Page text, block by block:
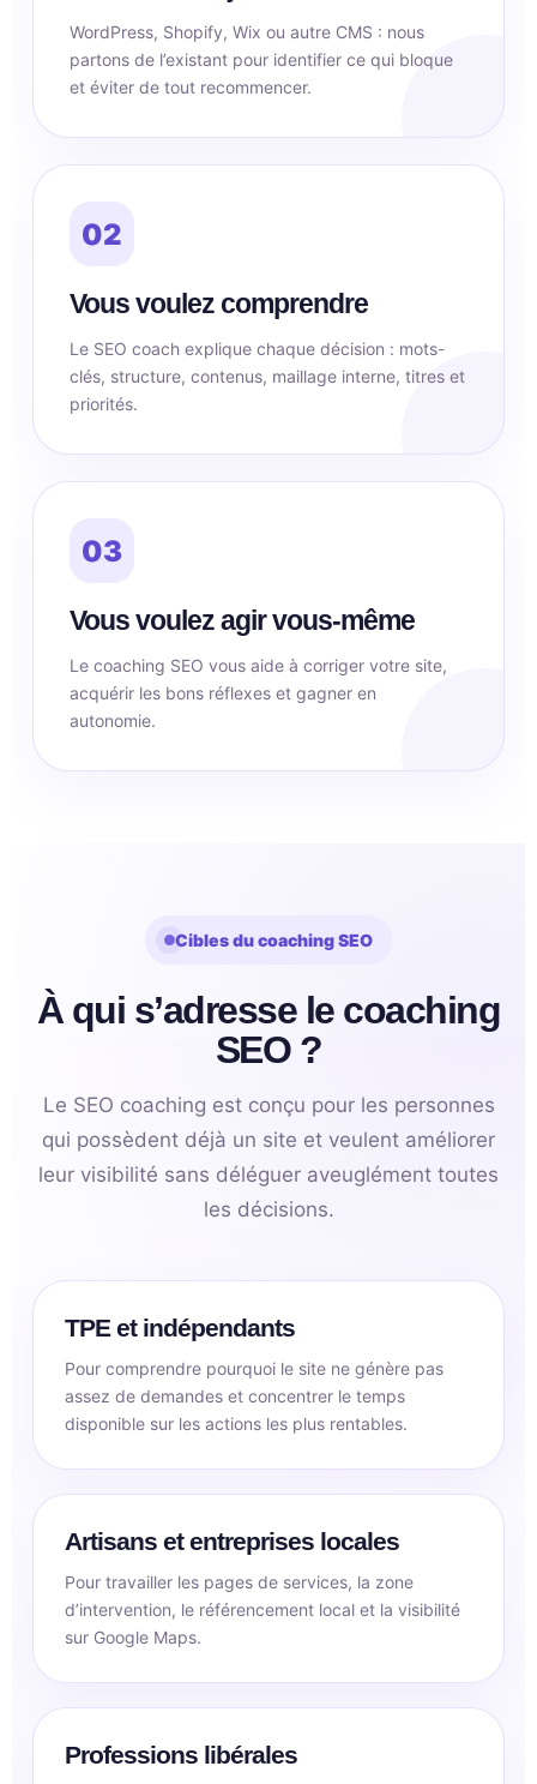
WordPress, Shopify, Wix ou autre CMS : nous
partons de l’existant pour identifier ce qui bloque
et éviter de tout recommencer.
02
Vous voulez comprendre
Le SEO coach explique chaque décision : mots-
clés, structure, contenus, maillage interne, titres et
priorités.
03
Vous voulez agir vous-même
Le coaching SEO vous aide à corriger votre site,
acquérir les bons réflexes et gagner en
autonomie.
Cibles du coaching SEO
À qui s’adresse le coaching
SEO ?
Le SEO coaching est conçu pour les personnes
qui possèdent déjà un site et veulent améliorer
leur visibilité sans déléguer aveuglément toutes
les décisions.
TPE et indépendants
Pour comprendre pourquoi le site ne génère pas
assez de demandes et concentrer le temps
disponible sur les actions les plus rentables.
Artisans et entreprises locales
Pour travailler les pages de services, la zone
d’intervention, le référencement local et la visibilité
sur Google Maps.
Professions libérales